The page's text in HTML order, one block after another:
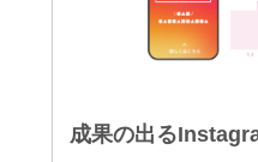
成果の出る